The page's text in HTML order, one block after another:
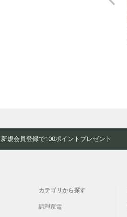
新規会員登録で100ポイントプレゼント
カテゴリから探す
調理家電